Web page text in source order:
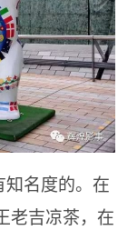
名度的。在
老吉凉茶，在